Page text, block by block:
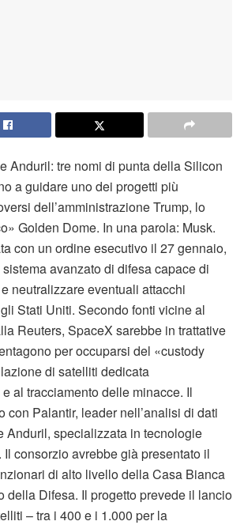
Anduril: tre nomi di punta della Silicon
a guidare uno dei progetti più
dell’amministrazione Trump, lo
Golden Dome. In una parola: Musk.
con un ordine esecutivo il 27 gennaio,
avanzato di difesa capace di
neutralizzare eventuali attacchi
Stati Uniti. Secondo fonti vicine al
Reuters, SpaceX sarebbe in trattative
per occuparsi del «custody
di satelliti dedicata
al tracciamento delle minacce. Il
con Palantir, leader nell’analisi di dati
Anduril, specializzata in tecnologie
consorzio avrebbe già presentato il
di alto livello della Casa Bianca
della Difesa. Il progetto prevede il lancio
– tra i 400 e i 1.000 per la